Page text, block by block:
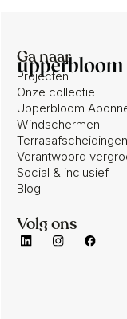
Ga naar
Projecten
Onze collectie
Upperbloom
Windschermen
Terrasafscheidingen
Verantwoord
Social & inclusief
Blog
Volg ons